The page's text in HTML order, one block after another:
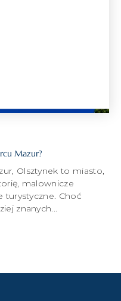
Mazur?
Olsztynek to miasto,
malownicze
turystyczne. Choć
znanych...